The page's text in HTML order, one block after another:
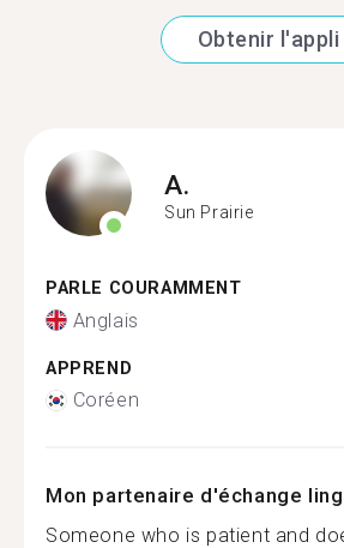
Obtenir l'appli
A.
Sun Prairie
PARLE COURAMMENT
Anglais
APPREND
Coréen
Mon partenaire d'échange
Someone who is patient and